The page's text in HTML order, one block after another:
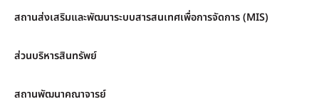
สถานส่งเสริมและพัฒนาระบบสารสนเทศเพื่อการจัดการ (MIS)
ส่วนบริหารสินทรัพย์
สถานพัฒนาคณาจารย์